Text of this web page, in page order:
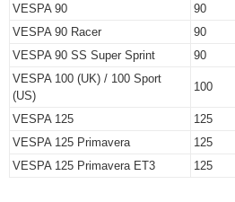
VESPA 90
90
VESPA 90 Racer
90
VESPA 90 SS Super Sprint
90
VESPA 100 (UK) / 100 Sport
(US)
100
VESPA 125 125
VESPA 125 Primavera
125
VESPA 125 Primavera ET3
125